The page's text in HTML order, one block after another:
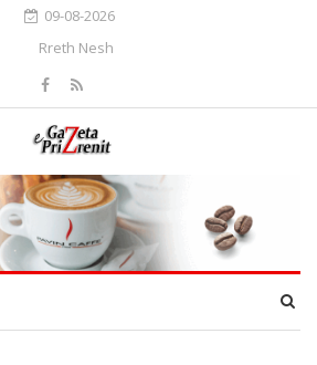
09-08-2026
Rreth Nesh